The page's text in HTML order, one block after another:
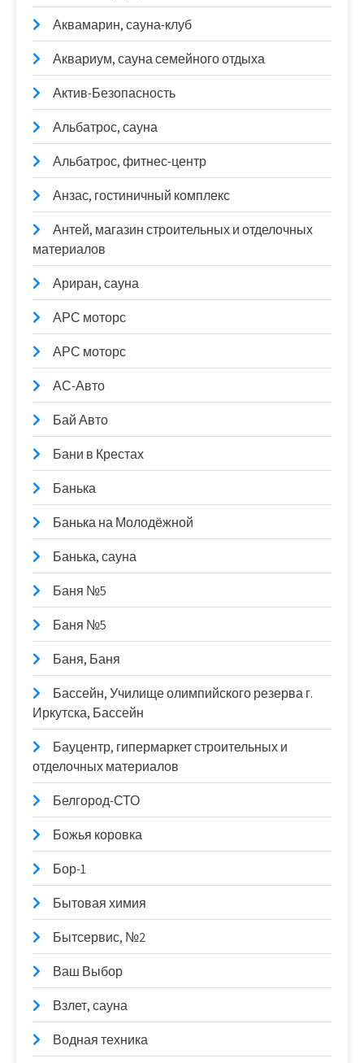
Аквамарин, сауна-клуб
Аквариум, сауна семейного отдыха
Актив-Безопасность
Альбатрос, сауна
Альбатрос, фитнес-центр
Анзас, гостиничный комплекс
Антей, магазин строительных и отделочных
материалов
Ариран, сауна
АРС моторс
АРС моторс
АС-Авто
Бай Авто
Бани в Крестах
Банька
Банька на Молодёжной
Банька, сауна
Баня №5
Баня №5
Баня, Баня
Бассейн, Училище олимпийского резерва г.
Иркутска, Бассейн
Бауцентр, гипермаркет строительных и
отделочных материалов
Белгород-СТО
Божья коровка
Бор-1
Бытовая химия
Бытсервис, №2
Ваш Выбор
Взлет, сауна
Водная техника